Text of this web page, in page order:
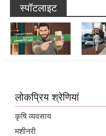
स्पॉटलाइट
लोकप्रिय श्रेणियां
कृषि व्यवसाय
मशीनरी